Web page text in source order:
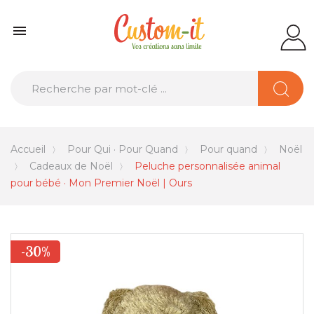

Accueil Pour Qui · Pour Quand Pour quand
Noël
Cadeaux de Noël
Peluche personnalisée animal
pour bébé · Mon Premier Noël | Ours
-30%